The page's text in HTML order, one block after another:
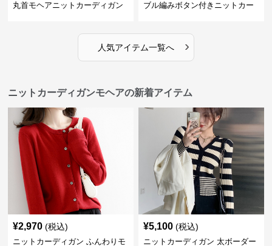
丸首モヘアニットカーディガン
ブル編みボタン付きニットカー
人気アイテム一覧へ ›
ニットカーディガンモヘアの新着アイテム
¥2,970 (税込)
ニットカーディガン ふんわりモ
¥5,100 (税込)
ニットカーディガン 太ボーダー